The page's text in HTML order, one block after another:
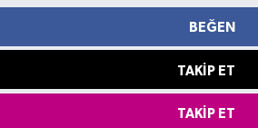
BEĞEN
TAKIP ET
TAKIP ET